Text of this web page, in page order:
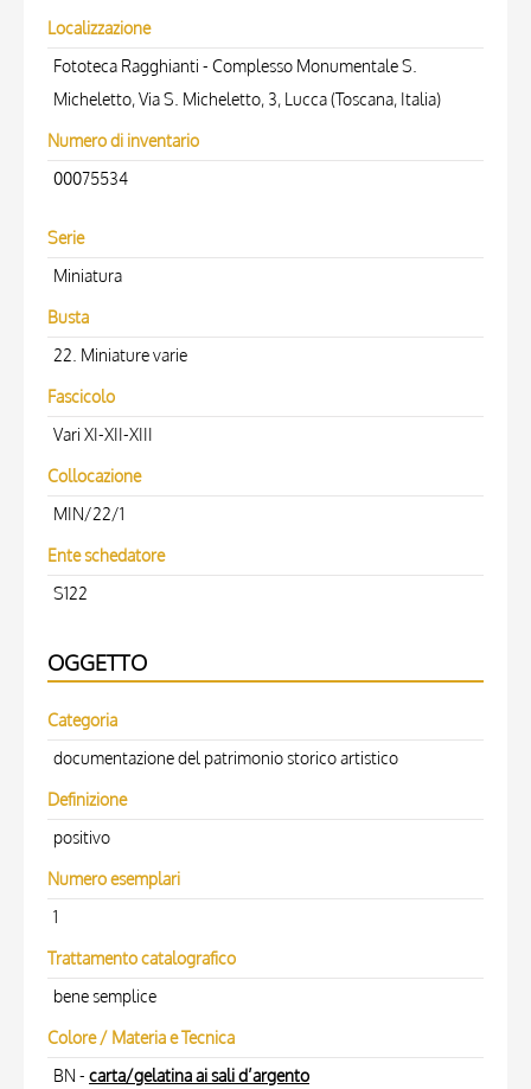
Localizzazione
Fototeca Ragghianti - Complesso Monumentale S.
Micheletto, Via S. Micheletto, 3, Lucca (Toscana, Italia)
Numero di inventario
00075534
Serie
Miniatura
Busta
22. Miniature varie
Fascicolo
Vari XI-XII-XIII
Collocazione
MIN/22/1
Ente schedatore
S122
OGGETTO
Categoria
documentazione del patrimonio storico artistico
Definizione
positivo
Numero esemplari
1
Trattamento catalografico
bene semplice
Colore / Materia e Tecnica
BN - carta/gelatina ai sali d’argento